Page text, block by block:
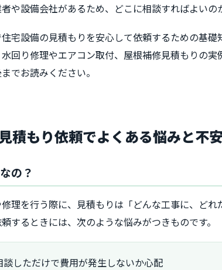
や設備会社があるため、どこに相談すればよいの
宅設備の見積もりを安心して依頼するための基
回り修理やエアコン取付、屋根補修見積もりの
でお読みください。
積もり依頼でよくある悩みと不安
の？
理を行う際に、見積もりは「どんな工事に、ど
するときには、次のような悩みがつきものです。
しただけで費用が発生しないか心配